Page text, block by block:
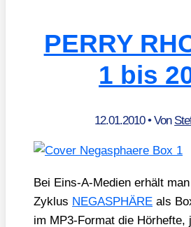
PERRY
1 bis
12.01.2010• Von
Bei Eins-A-Medi­en erhält
Zyklus NEGASPHÄRE als
im MP3-For­mat die